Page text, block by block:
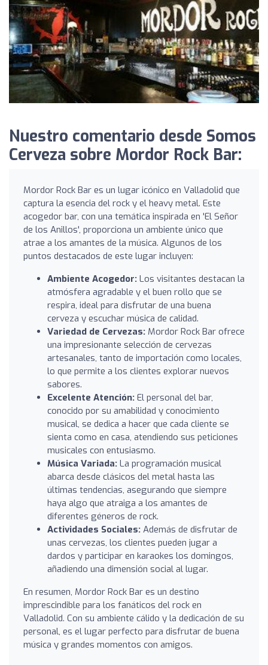
Nuestro comentario desde Somos
Cerveza sobre Mordor Rock Bar:
Mordor Rock Bar es un lugar icónico en Valladolid que
captura la esencia del rock y el heavy metal. Este
acogedor bar, con una temática inspirada en 'El Señor
de los Anillos', proporciona un ambiente único que
atrae a los amantes de la música. Algunos de los
puntos destacados de este lugar incluyen:
Ambiente Acogedor: Los visitantes destacan la
atmósfera agradable y el buen rollo que se
respira, ideal para disfrutar de una buena
cerveza y escuchar música de calidad.
Variedad de Cervezas: Mordor Rock Bar ofrece
una impresionante selección de cervezas
artesanales, tanto de importación como locales,
lo que permite a los clientes explorar nuevos
sabores.
Excelente Atención: El personal del bar,
conocido por su amabilidad y conocimiento
musical, se dedica a hacer que cada cliente se
sienta como en casa, atendiendo sus peticiones
musicales con entusiasmo.
Música Variada: La programación musical
abarca desde clásicos del metal hasta las
últimas tendencias, asegurando que siempre
haya algo que atraiga a los amantes de
diferentes géneros de rock.
Actividades Sociales: Además de disfrutar de
unas cervezas, los clientes pueden jugar a
dardos y participar en karaokes los domingos,
añadiendo una dimensión social al lugar.
En resumen, Mordor Rock Bar es un destino
imprescindible para los fanáticos del rock en
Valladolid. Con su ambiente cálido y la dedicación de su
personal, es el lugar perfecto para disfrutar de buena
música y grandes momentos con amigos.